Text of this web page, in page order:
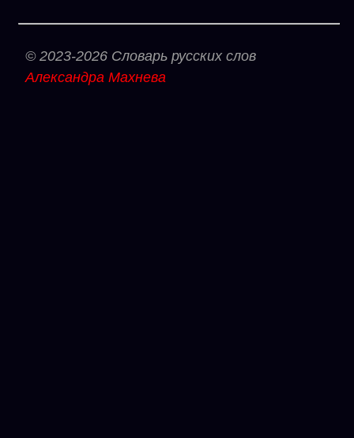
© 2023-2026 Словарь русских слов
Александра Махнева